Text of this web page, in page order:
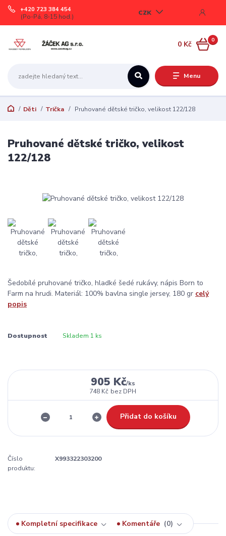
Menu
CZK
+420 723 384 454
(Po-Pá, 8-15 hod.)
0
0 Kč
Děti Trička Pruhované dětské tričko, velikost 122/128
Pruhované dětské tričko, velikost
122/128
Šedobílé pruhované tričko, hladké šedé rukávy, nápis Born to
Farm na hrudi. Materiál: 100% bavlna single jersey, 180 gr celý
popis
Dostupnost Skladem 1 ks
905 Kč/ks
748 Kč bez DPH
Přidat do košíku
Číslo
produktu:
X993322303200
Kompletní specifikace Komentáře 0